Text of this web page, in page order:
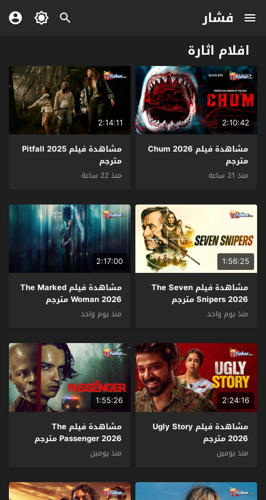
فشار
افلام اثارة
2:10:42
مشاهدة فيلم Chum 2026
مترجم
منذ 21 ساعة
2:14:11
مشاهدة فيلم Pitfall 2025
مترجم
منذ 22 ساعة
1:56:25
مشاهدة فيلم The Seven
Snipers 2026 مترجم
منذ يوم واحد
2:17:00
مشاهدة فيلم The Marked
Woman 2026 مترجم
منذ يوم واحد
2:24:16
مشاهدة فيلم Ugly Story
2026 مترجم
منذ يومين
1:55:26
مشاهدة فيلم The
Passenger 2026 مترجم
منذ يومين